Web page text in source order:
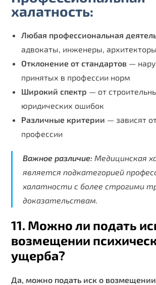
халатность:
Любая профессиональная
адвокаты, инженеры,
Отклонение от стандартов —
принятых в профессии норм
Широкий спектр — от
юридических ошибок
Различные критерии — зависят
профессии
Важное различие: Медицинская
является подкатегорией
халатности с более строгими
доказательствам.
11. Можно ли подать
возмещении
ущерба?
Да, можно подать иск о возмещении